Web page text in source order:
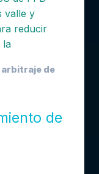
valle y
reducir
la
arbitraje de
de